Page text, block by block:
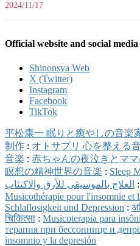
2024/11/17
Official website and social media
Shinonsya Web
X (Twitter)
Instagram
Facebook
TikTok
平松康一 眠りと癒やしの音楽
制作 : オトサプリ 心を整える
音楽 : 赤ちゃんの夜泣きとマ
瞑想の精神世界の音楽 : Sleep
العلاج بالموسيقى للأرق والاكتئاب :
Musicothérapie pour l'insomnie et
Schlaflosigkeit und Depression :
चिकित्सा : Musicoterapia para
терапия при бессоннице и
insomnio y la depresión